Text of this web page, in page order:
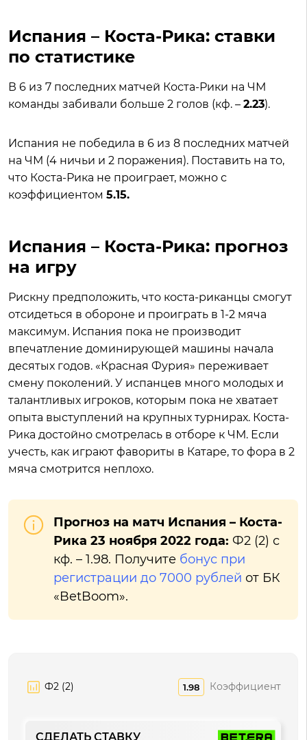
Испания – Коста-Рика: ставки
по статистике
В 6 из 7 последних матчей Коста-Рики на ЧМ
команды забивали больше 2 голов (кф. – 2.23).
Испания не победила в 6 из 8 последних матчей
на ЧМ (4 ничьи и 2 поражения). Поставить на то,
что Коста-Рика не проиграет, можно с
коэффициентом 5.15.
Испания – Коста-Рика: прогноз
на игру
Рискну предположить, что коста-риканцы смогут
отсидеться в обороне и проиграть в 1-2 мяча
максимум. Испания пока не производит
впечатление доминирующей машины начала
десятых годов. «Красная Фурия» переживает
смену поколений. У испанцев много молодых и
талантливых игроков, которым пока не хватает
опыта выступлений на крупных турнирах. Коста-
Рика достойно смотрелась в отборе к ЧМ. Если
учесть, как играют фавориты в Катаре, то фора в 2
мяча смотрится неплохо.
Прогноз на матч Испания – Коста-
Рика 23 ноября 2022 года: Ф2 (2) с
кф. – 1.98. Получите бонус при
регистрации до 7000 рублей от БК
«BetBoom».
Ф2 (2) 1.98 Коэффициент
СДЕЛАТЬ СТАВКУ